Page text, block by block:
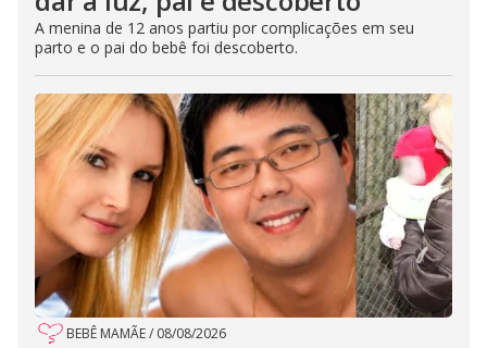
A menina de 12 anos partiu por complicações em seu
parto e o pai do bebê foi descoberto.
BEBÊ MAMÃE/ 08/08/2026